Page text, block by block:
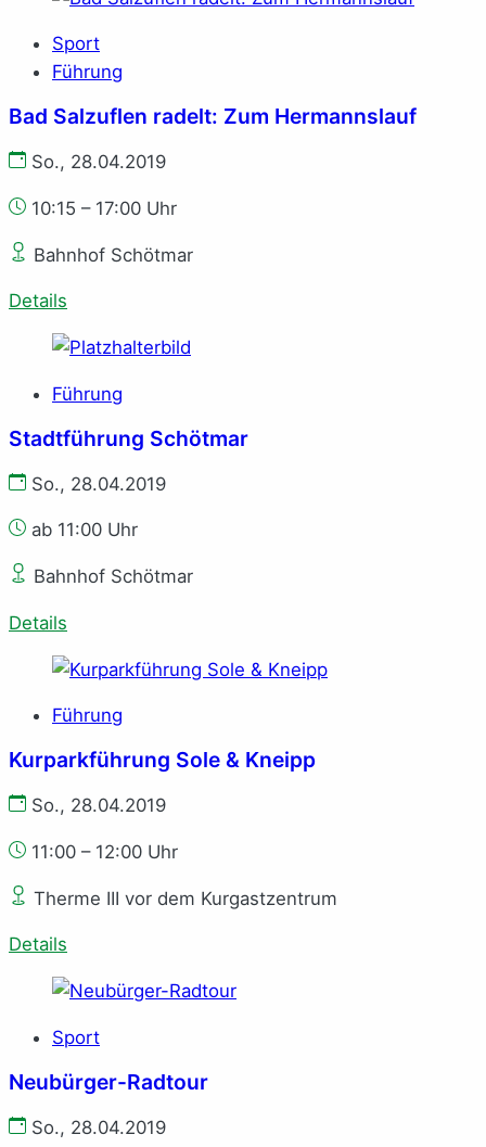
Sport
Führung
Bad Salzuflen radelt: Zum Hermannslauf
So., 28.04.2019
10:15 – 17:00 Uhr
Bahnhof Schötmar
Details
Führung
Stadtführung Schötmar
So., 28.04.2019
ab 11:00 Uhr
Bahnhof Schötmar
Details
Führung
Kurparkführung Sole & Kneipp
So., 28.04.2019
11:00 – 12:00 Uhr
Therme III vor dem Kurgastzentrum
Details
Sport
Neubürger-Radtour
So., 28.04.2019